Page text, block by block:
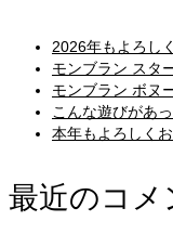
2026年もよろし
モンブラン スタ
モンブラン ボヌ
こんな遊びがあ
本年もよろしく
最近のコメ